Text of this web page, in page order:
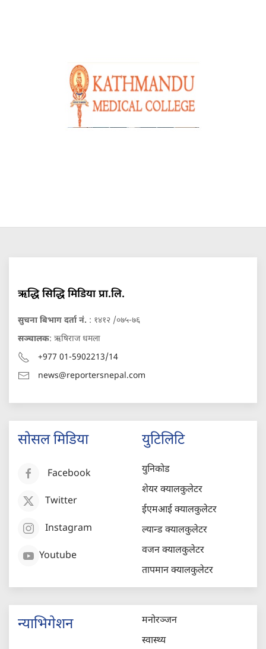
ऋद्धि सिद्धि मिडिया प्रा.लि.
सुचना बिभाग दर्ता नं. : १४१२ /०७५-७६
सञ्चालक: ऋषिराज धमला
+977 01-5902213/14
news@reportersnepal.com
सोसल मिडिया
Facebook
Twitter
Instagram
Youtube
युटिलिटि
युनिकोड
शेयर क्यालकुलेटर
ईएमआई क्यालकुलेटर
ल्यान्ड क्यालकुलेटर
वजन क्यालकुलेटर
तापमान क्यालकुलेटर
न्याभिगेशन
मनोरञ्जन
स्वास्थ्य